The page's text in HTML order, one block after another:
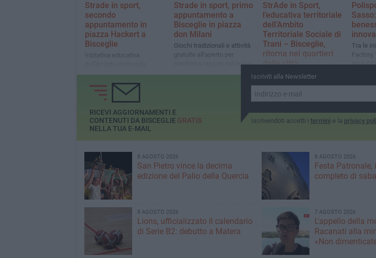
Strade in sport,
secondo
appuntamento in
piazza Hackert a
Bisceglie
Iniziativa educativa
sociale
Strade in sport, primo
appuntamento a
Bisceglie in piazza
don Milani
Giochi tradizionali e attività
gratuite all'aperto per
bambini e ragazzi nel nuovo
evento dell'educativa
StrAde in Sport,
l’educativa territoriale
dell’Ambito
Territoriale Sociale di
Trani – Bisceglie,
ritorna nei quartieri
delle città
Dal 15 maggio al 4 luglio, 12
giornate dedicate allo sport
informale
Tra le
Iscriviti alla Newsletter
Iscrivendoti accetti i termini e la privacy
RICEVI AGGIORNAMENTI E
CONTENUTI DA BISCEGLIE GRATIS
NELLA TUA E-MAIL
8 AGOSTO 2026
San Pietro vince la decima
edizione del Palio della Quercia
8 AGOSTO 2026
Festa
completo di
8 AGOSTO 2026
Lions, ufficializzato il calendario
di Serie B2: debutto a Matera
7 AGOSTO 2026
L'appello della
Racanati alla
«Non